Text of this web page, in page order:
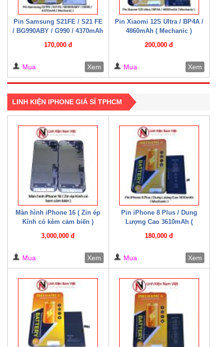
Pin Samsung S21FE / S21 FE
/ BG990ABY / G990 / 4370mAh
170,000 đ
Mua Xem
Pin Xiaomi 12S Ultra / BP4A /
4860mAh ( Mechanic )
200,000 đ
Mua Xem
LINH KIỆN IPHONE GIÁ SỈ TPHCM
Màn hình iPhone 16 ( Zin ép
Kính có kèm cảm biến )
3,000,000 đ
Mua Xem
Pin iPhone 8 Plus / Dung
Lượng Cao 3610mAh (
180,000 đ
Mua Xem